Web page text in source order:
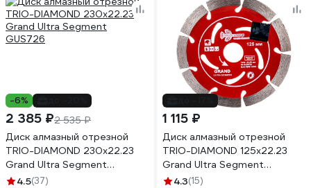
-6%
2 385 ₽2 535 ₽
Диск алмазный отрезной
TRIO-DIAMOND 230x22.23
Grand Ultra Segment
GUS726
4.5(37)
1 115 ₽
Диск алмазный отрезной
TRIO-DIAMOND 125x22.23
Grand Ultra Segment
GUS722
4.3(15)